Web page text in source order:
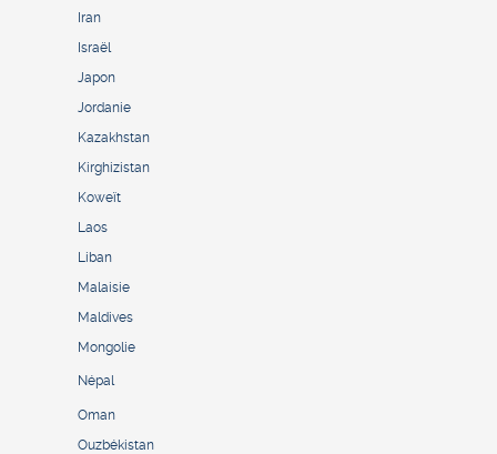
Iran
Israël
Japon
Jordanie
Kazakhstan
Kirghizistan
Koweït
Laos
Liban
Malaisie
Maldives
Mongolie
Népal
Oman
Ouzbékistan